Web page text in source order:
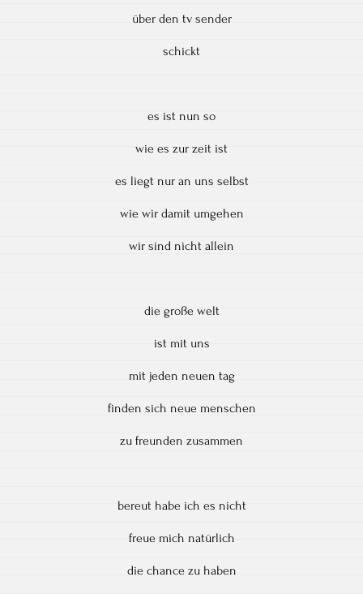
über den tv sender
schickt
es ist nun so
wie es zur zeit ist
es liegt nur an uns selbst
wie wir damit umgehen
wir sind nicht allein
die große welt
ist mit uns
mit jeden neuen tag
finden sich neue menschen
zu freunden zusammen
bereut habe ich es nicht
freue mich natürlich
die chance zu haben